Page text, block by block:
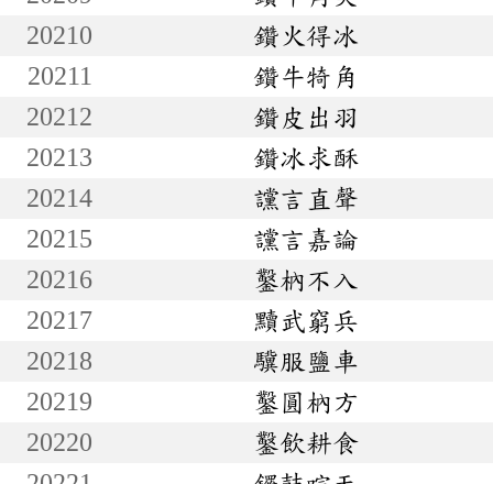
20210
鑽火得冰
20211
鑽牛犄角
20212
鑽皮出羽
20213
鑽冰求酥
20214
讜言直聲
20215
讜言嘉論
20216
鑿枘不入
20217
黷武窮兵
20218
驥服鹽車
20219
鑿圓枘方
20220
鑿飲耕食